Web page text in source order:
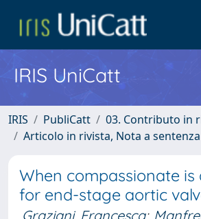
IRIS UniCatt
IRIS PubliCatt
03. Contributo in
Articolo in rivista, Nota a sentenza
When compassionate
for end-stage aortic
Graziani, Francesca;